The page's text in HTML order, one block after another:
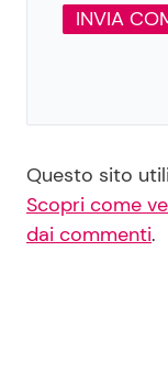
Questo sito
Scopri come
dai commenti.